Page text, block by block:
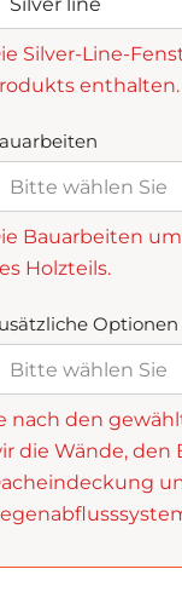
Silver-Line-
enthalten.
Bauarbeiten
Holzteils.
Optionen
nach den
die Wände, den